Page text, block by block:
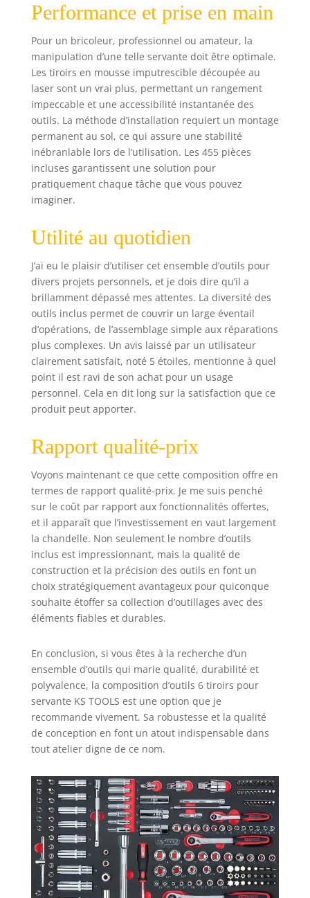
aux huiles et
produits
chimiques -
Mousse
imputrescible KS
TOOLS s'efforce de
vous fournir des
produits pratiques
pour personnaliser
votre espace de
travail selon vos
désirs et vos
besoins. Outillage
esthétique,
performance,
pointe et confort
de travail, avec les
outils KStools, le
meilleur rapport
qualité/prix.
Performance et prise en main
Pour un bricoleur, professionnel ou amateur, la
manipulation d’une telle servante doit être optimale.
Les tiroirs en mousse imputrescible découpée au
laser sont un vrai plus, permettant un rangement
impeccable et une accessibilité instantanée des
outils. La méthode d’installation requiert un montage
permanent au sol, ce qui assure une stabilité
inébranlable lors de l’utilisation. Les 455 pièces
incluses garantissent une solution pour
pratiquement chaque tâche que vous pouvez
imaginer.
Utilité au quotidien
J’ai eu le plaisir d’utiliser cet ensemble d’outils pour
divers projets personnels, et je dois dire qu’il a
brillamment dépassé mes attentes. La diversité des
outils inclus permet de couvrir un large éventail
d’opérations, de l’assemblage simple aux réparations
plus complexes. Un avis laissé par un utilisateur
clairement satisfait, noté 5 étoiles, mentionne à quel
point il est ravi de son achat pour un usage
personnel. Cela en dit long sur la satisfaction que ce
produit peut apporter.
Rapport qualité-prix
Voyons maintenant ce que cette composition offre en
termes de rapport qualité-prix. Je me suis penché
sur le coût par rapport aux fonctionnalités offertes,
et il apparaît que l’investissement en vaut largement
la chandelle. Non seulement le nombre d’outils
inclus est impressionnant, mais la qualité de
construction et la précision des outils en font un
choix stratégiquement avantageux pour quiconque
souhaite étoffer sa collection d’outillages avec des
éléments fiables et durables.
En conclusion, si vous êtes à la recherche d’un
ensemble d’outils qui marie qualité, durabilité et
polyvalence, la composition d’outils 6 tiroirs pour
servante KS TOOLS est une option que je
recommande vivement. Sa robustesse et la qualité
de conception en font un atout indispensable dans
tout atelier digne de ce nom.